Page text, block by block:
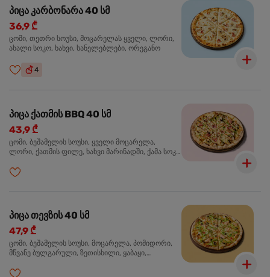
პიცა კარბონარა 40 სმ
36,9 ₾
ცომი, თეთრი სოუსი, მოცარელას ყველი, ლორი,
ახალი სოკო, ხახვი, სანელებლები, ორეგანო
4
პიცა ქათმის BBQ 40 სმ
43,9 ₾
ცომი, ბეშამელის სოუსი, ყველი მოცარელა,
ლორი, ქათმის ფილე, ხახვი მარინადში, ქამა სოკო
პიცა თევზის 40 სმ
47,9 ₾
ცომი, ბეშამელის სოუსი, მოცარელა, პომიდორი,
მწვანე ბულგარული, ზეთისხილი, ყაბაყი,
ორეგანო